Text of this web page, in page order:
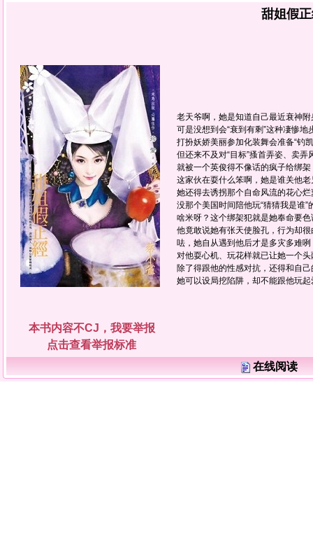
甜姐假
老天爷啊，她是知道自己最近衰神附
可是没想到会“衰到有剩”这种凄惨地
打扮妖娇美丽参加化装舞会准备“钓
但还来不及对“目标”搔首弄姿、卖弄
就被一个英俊得不像话的疯子给绑架
这家伙在耍什么笨啊，她是谁关他老
她还得去诱拐那个自命风流的花心烂
没那个美国时间陪他玩“猜猜我是谁”
啥米呀？这个绑架犯就是她奉命要
他竟敢说她有张天使脸孔，行为却很
呿，她自从遇到他后才是多灾多难咧
对他耍心机、玩花样就已让她一个头
除了得跟他的性感对抗，还得和自
她可以设局挖陷阱，却不能跟他玩
本书内容不CJ，我要举报
点击查看举报标准
在线阅读